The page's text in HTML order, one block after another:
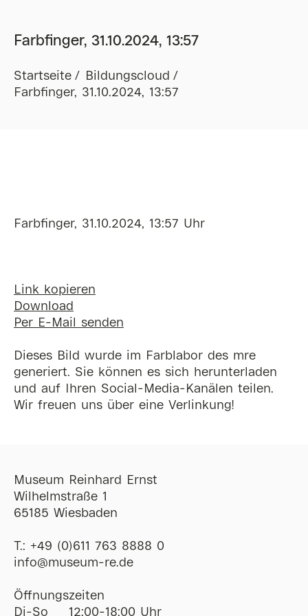
Farbfinger, 31.10.2024, 13:57
Startseite
Bildungscloud
Farbfinger, 31.10.2024, 13:57
Farbfinger, 31.10.2024, 13:57 Uhr
Link kopieren
Download
Per E-Mail senden
Dieses Bild wurde im Farblabor des mre
generiert. Sie können es sich herunterladen
und auf Ihren Social-Media-Kanälen teilen.
Wir freuen uns über eine Verlinkung!
Museum Reinhard Ernst
Wilhelmstraße 1
65185 Wiesbaden
T.: +49 (0)611 763 8888 0
ofni@museum-re de
Öffnungszeiten
Di-So
12:00-18:00 Uhr